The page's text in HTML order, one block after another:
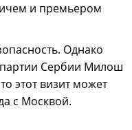
и премьером
Однако
Сербии Милош
этот визит может
с Москвой.